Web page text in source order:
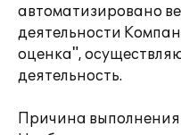
автоматизировано
деятельности
оценка",
деятельность.
Причина выполнения